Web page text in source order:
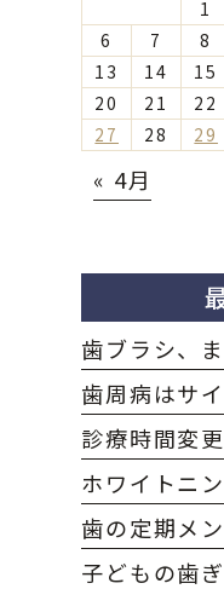
1
6
7 8
13
14 15
20
21 22
27
28 29
« 4月
診療時間変